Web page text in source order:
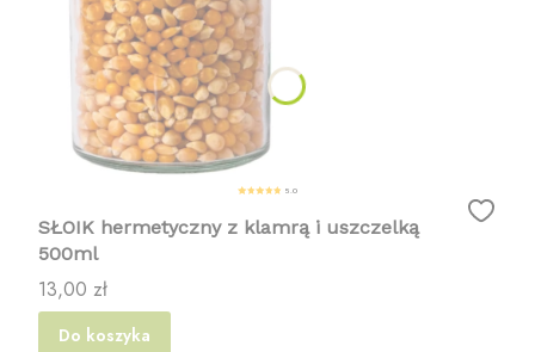
5.0
SŁOIK hermetyczny z klamrą i uszczelką
500ml
Cena
13,00 zł
Do koszyka